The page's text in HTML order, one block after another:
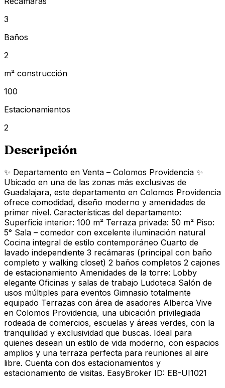
3
Baños
2
m² construcción
100
Estacionamientos
2
Descripción
✨ Departamento en Venta – Colomos Providencia ✨
Ubicado en una de las zonas más exclusivas de
Guadalajara, este departamento en Colomos Providencia
ofrece comodidad, diseño moderno y amenidades de
primer nivel. Características del departamento:
Superficie interior: 100 m² Terraza privada: 50 m² Piso:
5° Sala – comedor con excelente iluminación natural
Cocina integral de estilo contemporáneo Cuarto de
lavado independiente 3 recámaras (principal con baño
completo y walking closet) 2 baños completos 2 cajones
de estacionamiento Amenidades de la torre: Lobby
elegante Oficinas y salas de trabajo Ludoteca Salón de
usos múltiples para eventos Gimnasio totalmente
equipado Terrazas con área de asadores Alberca Vive
en Colomos Providencia, una ubicación privilegiada
rodeada de comercios, escuelas y áreas verdes, con la
tranquilidad y exclusividad que buscas. Ideal para
quienes desean un estilo de vida moderno, con espacios
amplios y una terraza perfecta para reuniones al aire
libre. Cuenta con dos estacionamientos y
estacionamiento de visitas. EasyBroker ID: EB-UI1021